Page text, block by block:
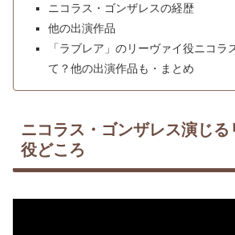
ニコラス・ゴンザレスの経歴
他の出演作品
「ラブレア」のリーヴァイ役ニコラ
て？他の出演作品も・まとめ
ニコラス・ゴンザレス演じる
役どころ